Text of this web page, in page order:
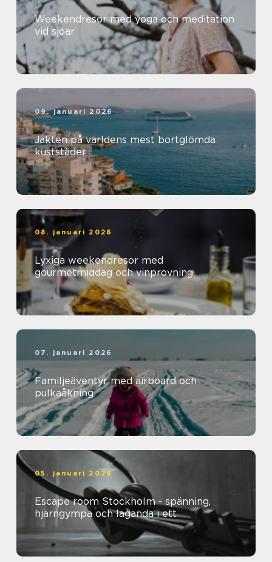
Weekendresor med yoga och meditation
vid sjöar
09. januari 2026
Jakten på världens mest bortglömda
kuststäder
08. januari 2026
Lyxiga weekendresor med
gourmetmiddag och vinprovning
07. januari 2026
Familjeäventyr med airboard och
pulkaåkning
05. januari 2026
Escape room Stockholm - spänning,
hjärngympa och laganda i ett